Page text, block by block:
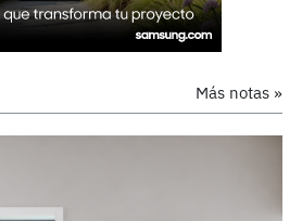
Más notas »